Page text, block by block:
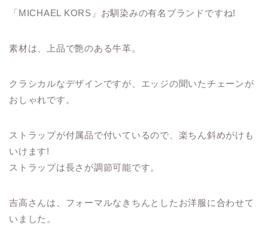
「MICHAEL KORS」お馴染みの有名ブランドですね!
素材は、上品で艶のある牛革。
クラシカルなデザインですが、エッジの聞いたチェーンが
おしゃれです。
ストラップが付属品で付いているので、楽ちん斜めがけも
いけます!
ストラップは長さが調節可能です。
吉高さんは、フォーマルなきちんとしたお洋服に合わせて
いました。